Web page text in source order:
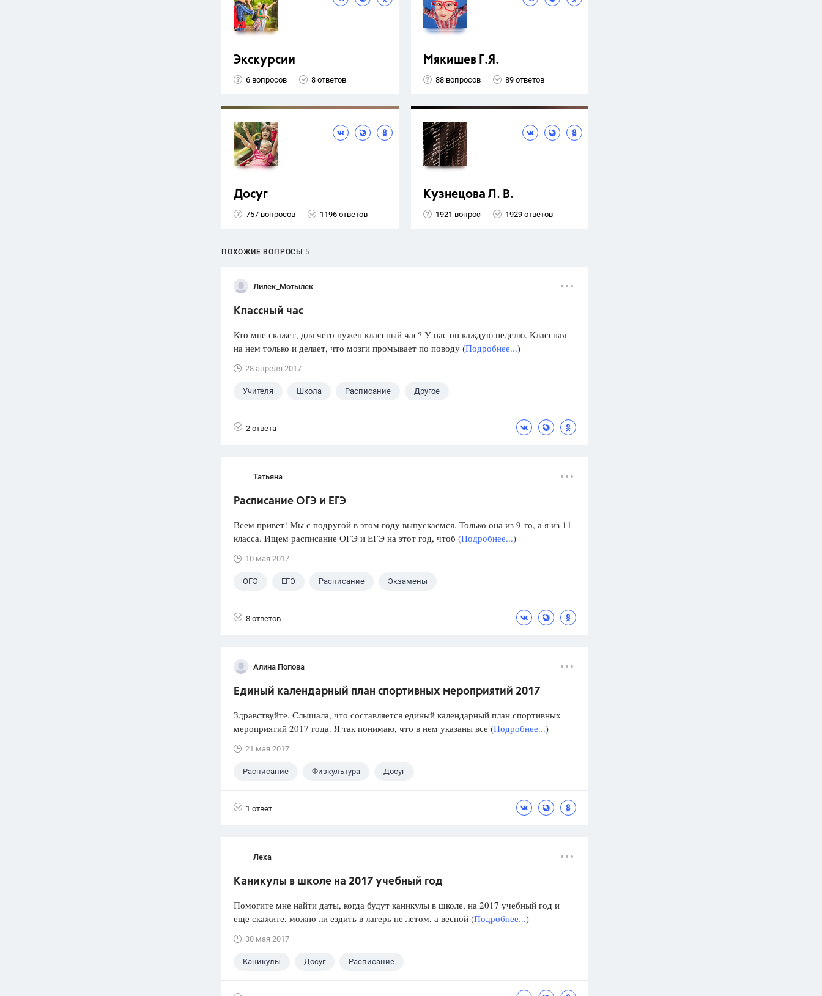
Экскурсии
6 вопросов 8 ответов
Мякишев Г.Я.
88 вопросов 89 ответов
Досуг
757 вопросов 1196 ответов
Кузнецова Л. В.
1921 вопрос 1929 ответов
ПОХОЖИЕ ВОПРОСЫ 5
Лилек_Мотылек
Классный час
Кто мне скажет, для чего нужен классный час? У нас он каждую неделю. Классная
на нем только и делает, что мозги промывает по поводу (Подробнее...)
28 апреля 2017
Учителя Школа Расписание Другое
2 ответа
Татьяна
Расписание ОГЭ и ЕГЭ
Всем привет! Мы с подругой в этом году выпускаемся. Только она из 9-го, а я из 11
класса. Ищем расписание ОГЭ и ЕГЭ на этот год, чтоб (Подробнее...)
10 мая 2017
ОГЭ ЕГЭ Расписание Экзамены
8 ответов
Алина Попова
Единый календарный план спортивных мероприятий 2017
Здравствуйте. Слышала, что составляется единый календарный план спортивных
мероприятий 2017 года. Я так понимаю, что в нем указаны все (Подробнее...)
21 мая 2017
Расписание Физкультура Досуг
1 ответ
Леха
Каникулы в школе на 2017 учебный год
Помогите мне найти даты, когда будут каникулы в школе, на 2017 учебный год и
еще скажите, можно ли ездить в лагерь не летом, а весной (Подробнее...)
30 мая 2017
Каникулы Досуг Расписание